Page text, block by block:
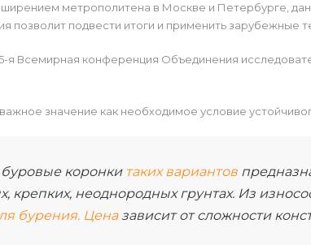
метрополитена в Москве и Петербурге,
подвести итоги и применить зарубежные
я Всемирная конференция Объединения
значение как необходимое условие
коронки таких вариантов
крепких, неоднородных грунтах. Из
бурения. Ценазависит от сложности